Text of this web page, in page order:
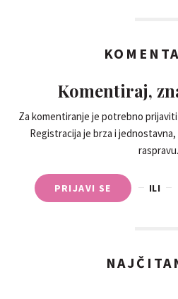
Komentiraj,
Za komentiranje je potrebno
Registracija je brza i
raspravu.
PRIJAVI SE ILI